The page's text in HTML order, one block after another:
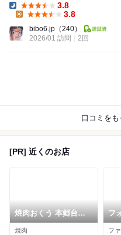
Dinner:
3.8
3.8
bibo6.jp （240）
2026/01 訪問
2回
口コミをも
[PR] 近くのお店
焼肉おくう 本郷台本
店
焼肉
フ